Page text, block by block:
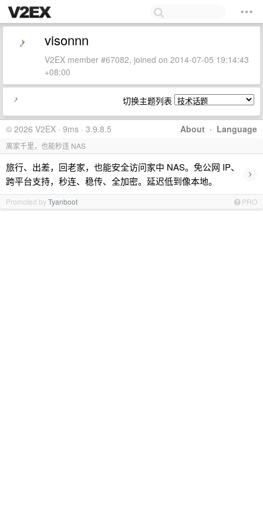
visonnn
V2EX member #67082, joined on 2014-07-05 19:14:43
+08:00
切换主题列表
About · Language
© 2026 V2EX · 9ms · 3.9.8.5
离家千里，也能秒连 NAS
旅行、出差，回老家，也能安全访问家中 NAS。免公网 IP、
跨平台支持，秒连、稳传、全加密。延迟低到像本地。
›
Promoted byTyanboot PRO